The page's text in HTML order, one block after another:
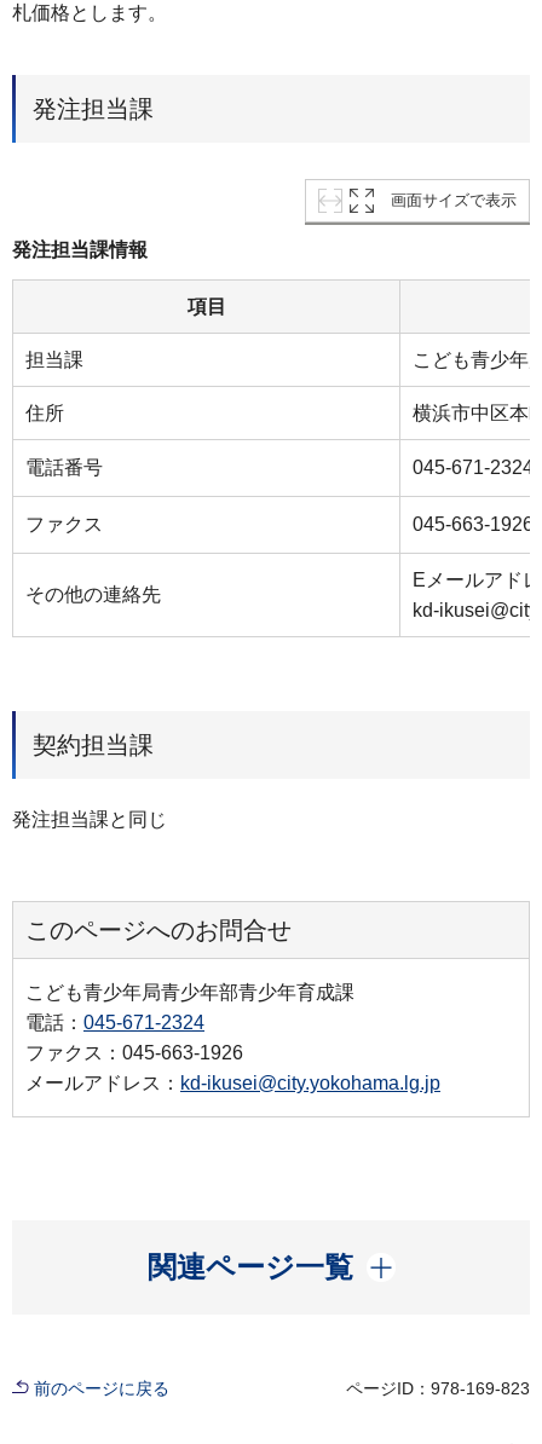
札価格とします。
発注担当課
画面サイズで表示
発注担当課情報
項目
担当課 こども青少年
住所 横浜市中区本
電話番号 045-671-2324
ファクス 045-663-1926
その他の連絡先
Eメールアド
kd-
契約担当課
発注担当課と同じ
このページへのお問合せ
こども青少年局青少年部青少年育成課
電話： 045-671-2324
ファクス：045-663-1926
メールアドレス： kd-ikusei@city.yokohama.lg.jp
関連ページ一覧
開く
前のページに戻る ページID：978-169-823